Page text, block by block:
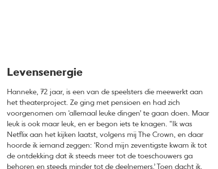
Levensenergie
Hanneke, 72 jaar, is een van de speelsters die meewerkt aan
het theaterproject. Ze ging met pensioen en had zich
voorgenomen om ‘allemaal leuke dingen’ te gaan doen. Maar
leuk is ook maar leuk, en er begon iets te knagen. “Ik was
Netflix aan het kijken laatst, volgens mij The Crown, en daar
hoorde ik iemand zeggen: ‘Rond mijn zeventigste kwam ik tot
de ontdekking dat ik steeds meer tot de toeschouwers ga
behoren en steeds minder tot de deelnemers.’ Toen dacht ik,